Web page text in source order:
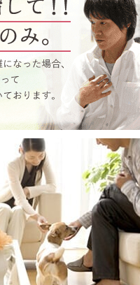
タウン三豊店 一年で一番お得な
トショップ ワンラブ イオンタウン宇
ます！！7/25～8/9までのイベント
来てください(^^)/ペット用品も専門
ます♪愛らしい子犬子猫が広々スペー
げてくださいね(^_-)-☆一年で一番！
！ペットの事ならぜひご相談くださ
域の皆様に愛されるペットショップ
籍中の子はこちら https://www.pet-
店 動物大集合イベント開催！！
多くなってまいりましたね 熱中症に
すよ～(#^.^#)7月18日(土)より、ペッ
いただきます！！地域のみなさまに感
す！！7/18～8/2までのイベント期
広々スペースで元気に遊びまわって
決算商談会も開催されておりますの
な期間に沢山買っちゃってくださ